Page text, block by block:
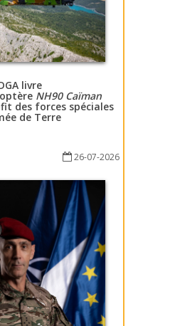
livre
NH90 Caïman
des forces spéciales
de Terre
26-07-2026